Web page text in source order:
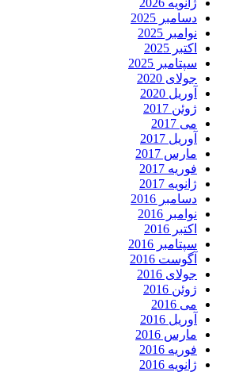
دسامبر 2025
نوامبر 2025
اکتبر 2025
سپتامبر 2025
جولای 2020
آوریل 2020
ژوئن 2017
می 2017
آوریل 2017
مارس 2017
فوریه 2017
ژانویه 2017
دسامبر 2016
نوامبر 2016
اکتبر 2016
سپتامبر 2016
آگوست 2016
جولای 2016
ژوئن 2016
می 2016
آوریل 2016
مارس 2016
فوریه 2016
ژانویه 2016